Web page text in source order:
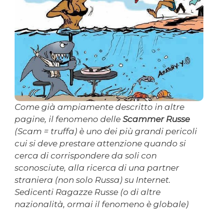
Come già ampiamente descritto in altre
pagine, il fenomeno delle Scammer Russe
(Scam = truffa) è uno dei più grandi pericoli
cui si deve prestare attenzione quando si
cerca di corrispondere da soli con
sconosciute, alla ricerca di una partner
straniera (non solo Russa) su Internet.
Sedicenti Ragazze Russe (o di altre
nazionalità, ormai il fenomeno è globale)